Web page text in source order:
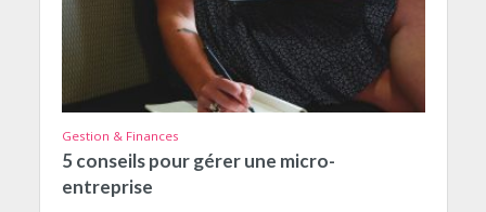
Gestion & Finances
5 conseils pour gérer une micro-
entreprise